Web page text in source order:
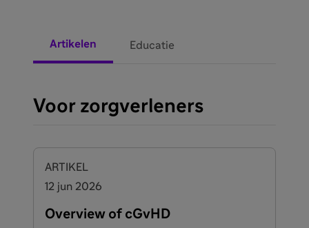
Artikelen Educatie
Voor zorgverleners
ARTIKEL
12 jun 2026
Overview of cGvHD